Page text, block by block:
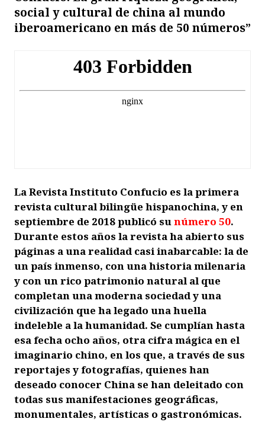
social y cultural de china al mundo
iberoamericano en más de 50 números”
La Revista Instituto Confucio es la primera
revista cultural bilingüe hispanochina, y en
septiembre de 2018 publicó sunúmero 50.
Durante estos años la revista ha abierto sus
páginas a una realidad casi inabarcable: la de
un país inmenso, con una historia milenaria
y con un rico patrimonio natural al que
completan una moderna sociedad y una
civilización que ha legado una huella
indeleble a la humanidad. Se cumplían hasta
esa fecha ocho años, otra cifra mágica en el
imaginario chino, en los que, a través de sus
reportajes y fotografías, quienes han
deseado conocer China se han deleitado con
todas sus manifestaciones geográficas,
monumentales, artísticas o gastronómicas.